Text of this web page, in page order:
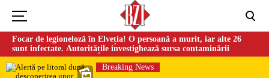
Focar de legioneloză în Elveția! O persoană a murit, iar alte 26
sunt infectate. Autoritățile investighează sursa contaminării
Breaking News